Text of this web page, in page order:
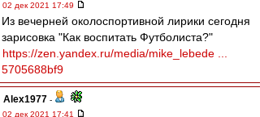
02 дек 2021 17:49
Из вечерней околоспортивной лирики сегодня
зарисовка "Как воспитать Футболиста?"
https://zen.yandex.ru/media/mike_lebede ...
5705688bf9
Alex1977 -
02 дек 2021 17:41